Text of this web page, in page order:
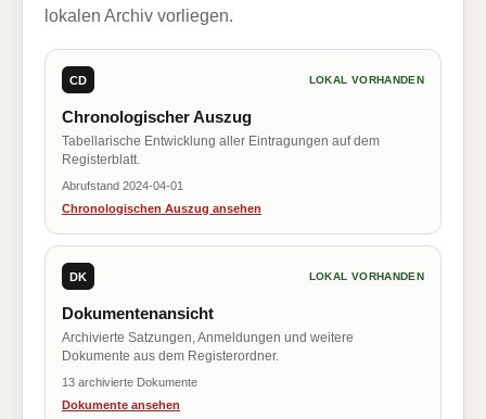
lokalen Archiv vorliegen.
CD LOKAL VORHANDEN
Chronologischer Auszug
Tabellarische Entwicklung aller Eintragungen auf dem
Registerblatt.
Abrufstand 2024-04-01
Chronologischen Auszug ansehen
DK LOKAL VORHANDEN
Dokumentenansicht
Archivierte Satzungen, Anmeldungen und weitere
Dokumente aus dem Registerordner.
13 archivierte Dokumente
Dokumente ansehen